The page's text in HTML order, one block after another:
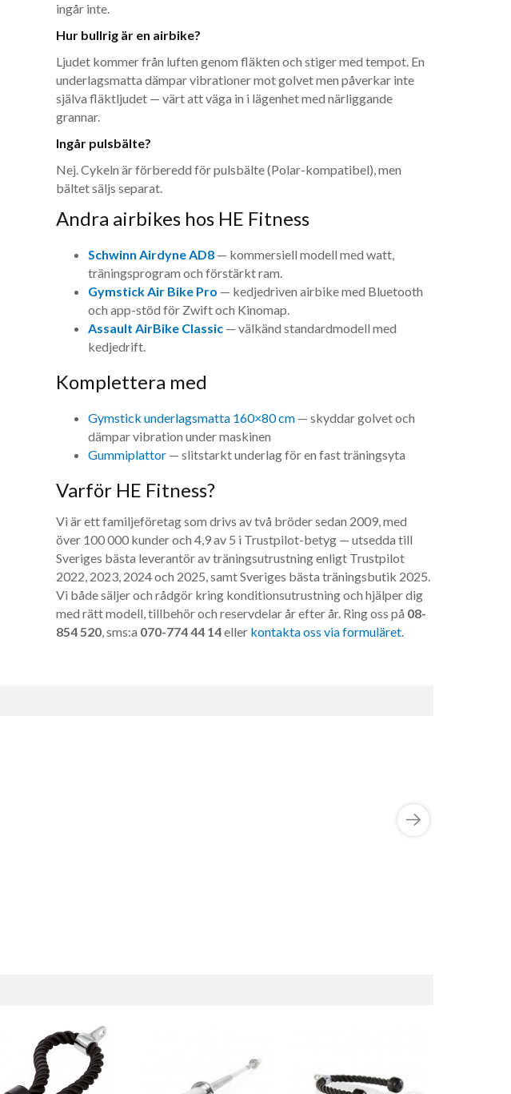
ingår inte.
Hur bullrig är en airbike?
Ljudet kommer från luften genom fläkten och stiger med tempot. En
underlagsmatta dämpar vibrationer mot golvet men påverkar inte
själva fläktljudet — värt att väga in i lägenhet med närliggande
grannar.
Ingår pulsbälte?
Nej. Cykeln är förberedd för pulsbälte (Polar-kompatibel), men
bältet säljs separat.
Andra airbikes hos HE Fitness
Schwinn Airdyne AD8— kommersiell modell med watt,
träningsprogram och förstärkt ram.
Gymstick Air Bike Pro — kedjedriven airbike med Bluetooth
och app-stöd för Zwift och Kinomap.
Assault AirBike Classic— välkänd standardmodell med
kedjedrift.
Komplettera med
Gymstick underlagsmatta 160×80 cm— skyddar golvet och
dämpar vibration under maskinen
Gummiplattor— slitstarkt underlag för en fast träningsyta
Varför HE Fitness?
Vi är ett familjeföretag som drivs av två bröder sedan 2009, med
över 100 000 kunder och 4,9 av 5 i Trustpilot-betyg — utsedda till
Sveriges bästa leverantör av träningsutrustning enligt Trustpilot
2022, 2023, 2024 och 2025, samt Sveriges bästa träningsbutik 2025.
Vi både säljer och rådgör kring konditionsutrustning och hjälper dig
med rätt modell, tillbehör och reservdelar år efter år. Ring oss på 08-
854 520, sms:a 070-774 44 14eller kontakta oss via formuläret.